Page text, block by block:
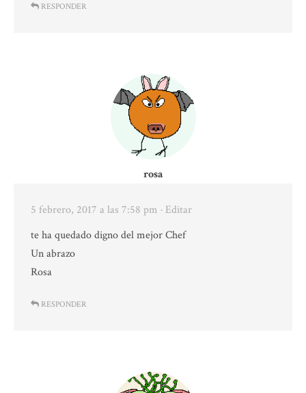
RESPONDER
rosa
5 febrero, 2017 a las 7:58 pm · Editar
te ha quedado digno del mejor Chef
Un abrazo
Rosa
RESPONDER